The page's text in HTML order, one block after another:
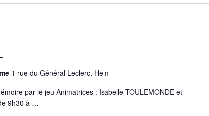
1 rue du Général Leclerc, Hem
par le jeu Animatrices : Isabelle TOULEMONDE et
9h30 à …